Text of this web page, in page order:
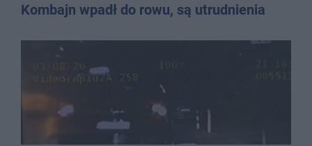
Kombajn wpadł do rowu, są utrudnienia